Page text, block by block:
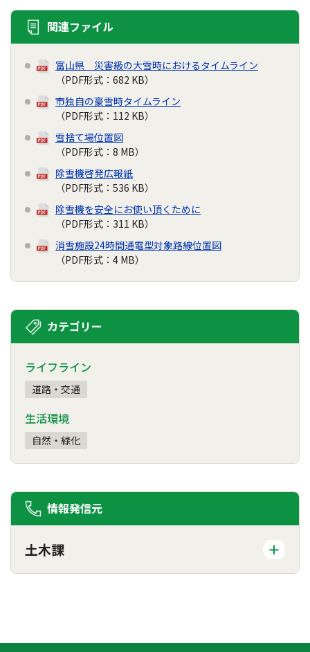
関連ファイル
富山県 災害級の大雪時におけるタイムライン
（PDF形式：682 KB）
市独自の豪雪時タイムライン
（PDF形式：112 KB）
雪捨て場位置図
（PDF形式：8 MB）
除雪機啓発広報紙
（PDF形式：536 KB）
除雪機を安全にお使い頂くために
（PDF形式：311 KB）
消雪施設24時間通電型対象路線位置図
（PDF形式：4 MB）
カテゴリー
ライフライン
道路・交通
生活環境
自然・緑化
情報発信元
土木課